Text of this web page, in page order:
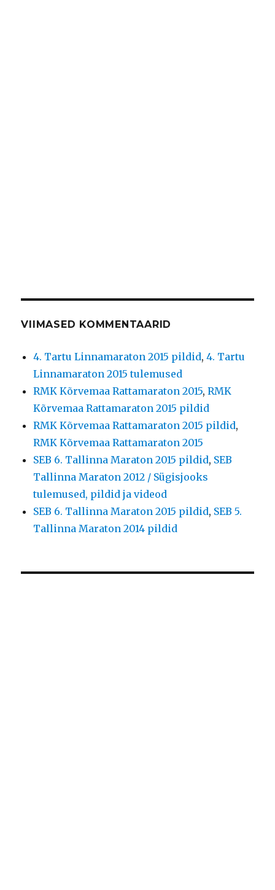
VIIMASED KOMMENTAARID
4. Tartu Linnamaraton 2015 pildid,4. Tartu
Linnamaraton 2015 tulemused
RMK Kõrvemaa Rattamaraton 2015,RMK
Kõrvemaa Rattamaraton 2015 pildid
RMK Kõrvemaa Rattamaraton 2015 pildid,
RMK Kõrvemaa Rattamaraton 2015
SEB 6. Tallinna Maraton 2015 pildid, SEB
Tallinna Maraton 2012 / Sügisjooks
tulemused, pildid ja videod
SEB 6. Tallinna Maraton 2015 pildid, SEB 5.
Tallinna Maraton 2014 pildid